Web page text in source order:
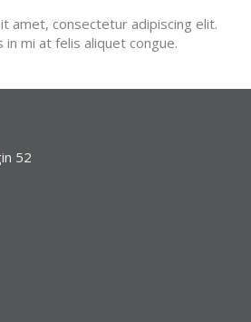
amet, consectetur adipiscing elit.
in mi at felis aliquet congue.
52